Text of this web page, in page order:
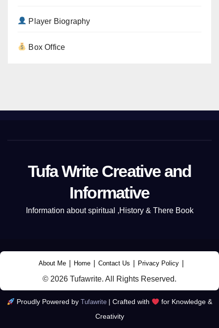
Player Biography
Box Office
Tufa Write Creative and
Informative
Information about spiritual ,History & There Book
About Me Home Contact Us Privacy Policy
© 2026 Tufawrite. All Rights Reserved.
Proudly Powered by Tufawrite | Crafted with
for Knowledge &
Creativity